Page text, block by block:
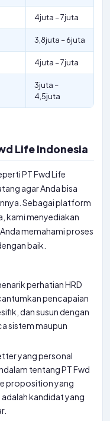
4juta – 7juta
3,8juta – 6juta
4juta – 7juta
3juta –
4,5juta
Life Indonesia
PT Fwd Life
agar Anda bisa
Sebagai platform
kami menyediakan
memahami proses
baik.
perhatian HRD
pencapaian
dan susun dengan
sistem maupun
yang personal
tentang PT Fwd
proposition yang
adalah kandidat yang